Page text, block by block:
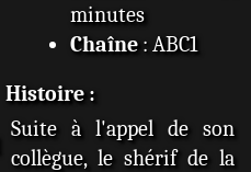
minutes
Chaîne: ABC1
Histoire :
Suite à l'appel de son
collègue, le shérif de la